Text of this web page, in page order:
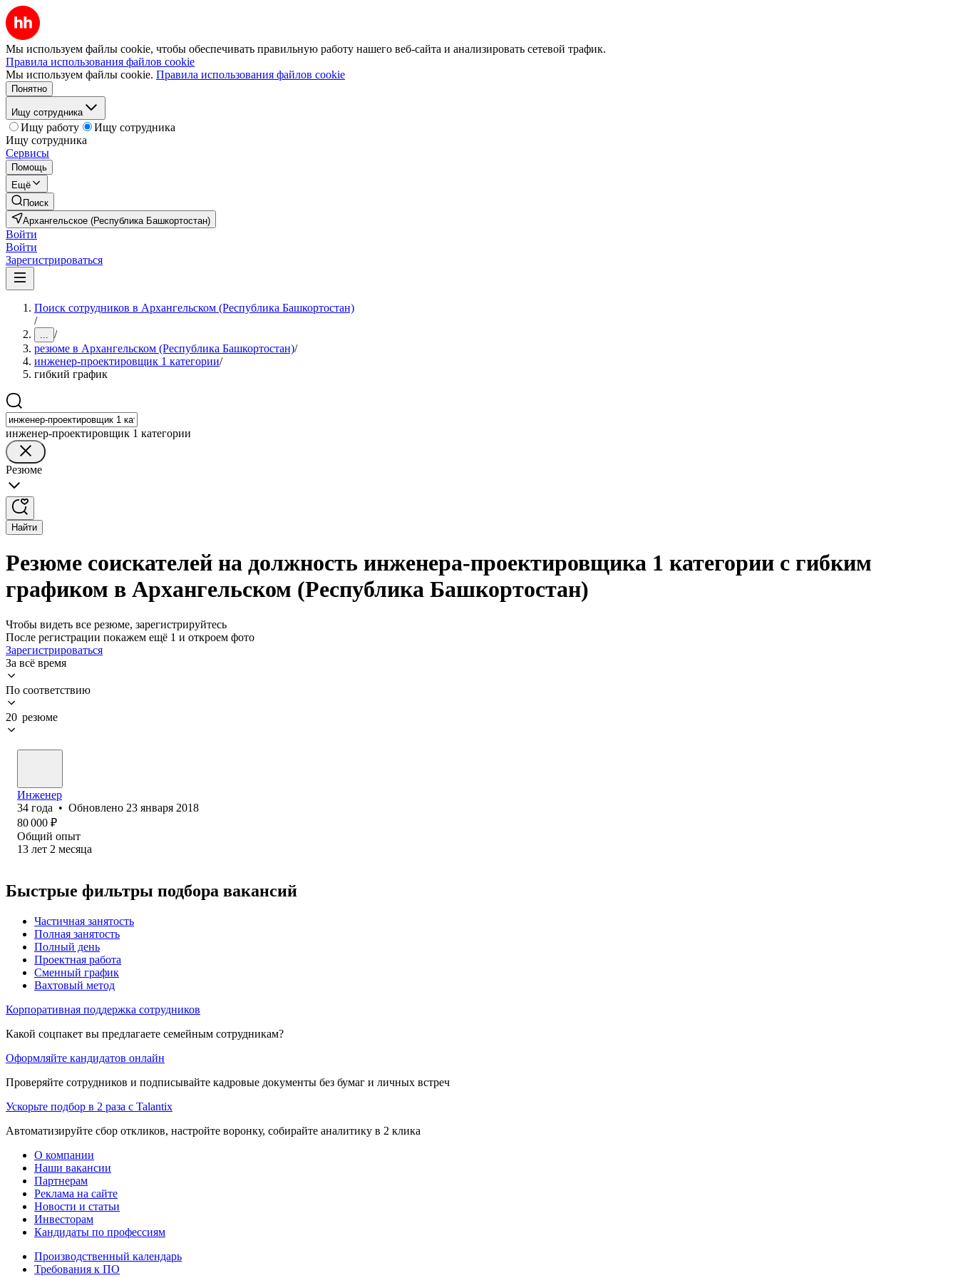
Мы используем файлы cookie, чтобы обеспечивать правильную работу нашего веб-сайта и анализировать сетевой трафик.
Правила использования файлов cookie
Мы используем файлы cookie. Правила использования файлов cookie
Понятно
Ищу сотрудника
Ищу работу
Ищу сотрудника
Ищу сотрудника
Сервисы
Помощь
Ещё
Поиск
Архангельское (Республика Башкортостан)
Войти
Войти
Зарегистрироваться
Поиск сотрудников в Архангельском (Республика Башкортостан)
/
... /
резюме в Архангельском (Республика Башкортостан)/
инженер-проектировщик 1 категории/
гибкий график
инженер-проектировщик 1 категории
Резюме
Найти
Резюме соискателей на должность инженера-проектировщика 1 категории с гибким
графиком в Архангельском (Республика Башкортостан)
Чтобы видеть все резюме, зарегистрируйтесь
После регистрации покажем ещё 1 и откроем фото
Зарегистрироваться
За всё время
По соответствию
20 резюме
Инженер
34 года • Обновлено 23 января 2018
80 000 ₽
Общий опыт
13 лет 2 месяца
Быстрые фильтры подбора вакансий
Частичная занятость
Полная занятость
Полный день
Проектная работа
Сменный график
Вахтовый метод
Корпоративная поддержка сотрудников
Какой соцпакет вы предлагаете семейным сотрудникам?
Оформляйте кандидатов онлайн
Проверяйте сотрудников и подписывайте кадровые документы без бумаг и личных встреч
Ускорьте подбор в 2 раза с Talantix
Автоматизируйте сбор откликов, настройте воронку, собирайте аналитику в 2 клика
О компании
Наши вакансии
Партнерам
Реклама на сайте
Новости и статьи
Инвесторам
Кандидаты по профессиям
Производственный календарь
Требования к ПО